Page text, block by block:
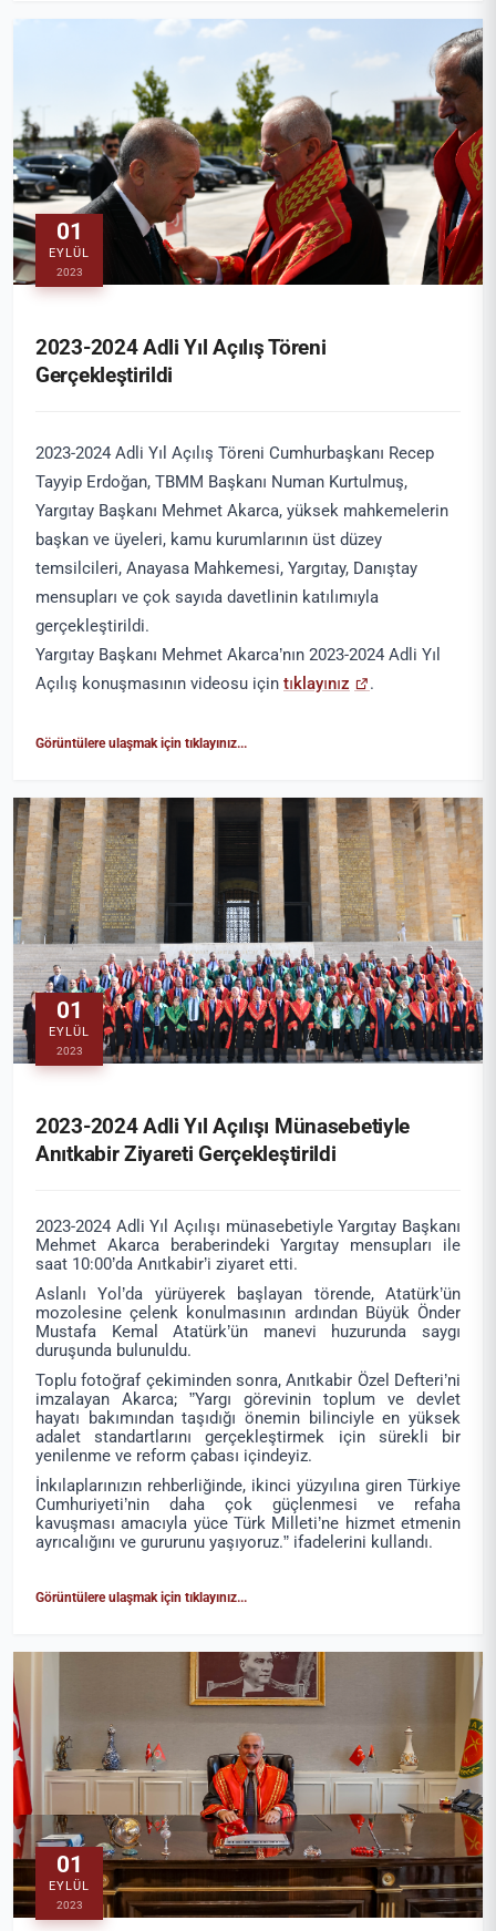
01
EYLÜL
2023
2023-2024 Adli Yıl Açılış Töreni
Gerçekleştirildi
2023-2024 Adli Yıl Açılış Töreni Cumhurbaşkanı Recep
Tayyip Erdoğan, TBMM Başkanı Numan Kurtulmuş,
Yargıtay Başkanı Mehmet Akarca, yüksek mahkemelerin
başkan ve üyeleri, kamu kurumlarının üst düzey
temsilcileri, Anayasa Mahkemesi, Yargıtay, Danıştay
mensupları ve çok sayıda davetlinin katılımıyla
gerçekleştirildi.
Yargıtay Başkanı Mehmet Akarca’nın 2023-2024 Adli Yıl
Açılış konuşmasının videosu için tıklayınız .
Görüntülere ulaşmak için tıklayınız...
01
EYLÜL
2023
2023-2024 Adli Yıl Açılışı Münasebetiyle
Anıtkabir Ziyareti Gerçekleştirildi
2023-2024 Adli Yıl Açılışı münasebetiyle Yargıtay Başkanı
Mehmet Akarca beraberindeki Yargıtay mensupları ile
saat 10:00’da Anıtkabir’i ziyaret etti.
Aslanlı Yol’da yürüyerek başlayan törende, Atatürk’ün
mozolesine çelenk konulmasının ardından Büyük Önder
Mustafa Kemal Atatürk’ün manevi huzurunda saygı
duruşunda bulunuldu.
Toplu fotoğraf çekiminden sonra, Anıtkabir Özel Defteri’ni
imzalayan Akarca; ”Yargı görevinin toplum ve devlet
hayatı bakımından taşıdığı önemin bilinciyle en yüksek
adalet standartlarını gerçekleştirmek için sürekli bir
yenilenme ve reform çabası içindeyiz.
İnkılaplarınızın rehberliğinde, ikinci yüzyılına giren Türkiye
Cumhuriyeti’nin daha çok güçlenmesi ve refaha
kavuşması amacıyla yüce Türk Milleti’ne hizmet etmenin
ayrıcalığını ve gururunu yaşıyoruz.” ifadelerini kullandı.
Görüntülere ulaşmak için tıklayınız...
01
EYLÜL
2023